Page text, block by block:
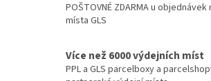
v
s
u
POŠTOVNÉ ZDARMA u
místa GLS
Více než 6000 výdejních míst
PPL a GLS parcelboxy a